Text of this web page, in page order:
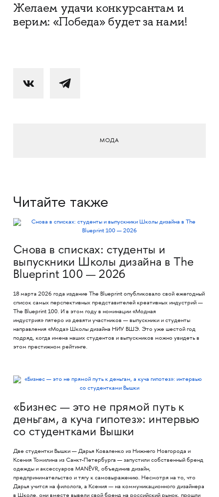
Желаем удачи конкурсантам и
верим: «Победа» будет за нами!
МОДА
Читайте также
Снова в списках: студенты и
выпускники Школы дизайна в The
Blueprint 100 — 2026
18 марта 2026 года издание The Blueprint опубликовало свой ежегодный
список самых перспективных представителей креативных индустрий —
The Blueprint 100. И в этом году в номинации «Модная
индустрия» пятеро из девяти участников — выпускники и студенты
направления «Мода» Школы дизайна НИУ ВШЭ. Это уже шестой год
подряд, когда имена наших студентов и выпускников можно увидеть в
этом престижном рейтинге.
«Бизнес — это не прямой путь к
деньгам, а куча гипотез»: интервью
со студентками Вышки
Две студентки Вышки — Дарья Коваленко из Нижнего Новгорода и
Ксения Томилина из Санкт-Петербурга — запустили собственный бренд
одежды и аксессуаров MANĒVR, объединив дизайн,
предпринимательство и тягу к самовыражению. Несмотря на то, что
Дарья учится на филолога, а Ксения — на коммуникационного дизайнера